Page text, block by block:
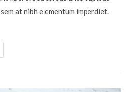
at nibh elementum imperdiet.